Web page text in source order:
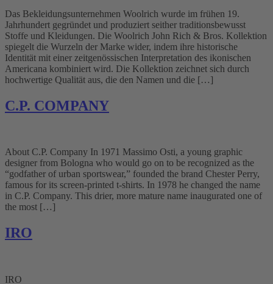
Das Bekleidungsunternehmen Woolrich wurde im frühen 19.
Jahrhundert gegründet und produziert seither traditionsbewusst
Stoffe und Kleidungen. Die Woolrich John Rich & Bros. Kollektion
spiegelt die Wurzeln der Marke wider, indem ihre historische
Identität mit einer zeitgenössischen Interpretation des ikonischen
Americana kombiniert wird. Die Kollektion zeichnet sich durch
hochwertige Qualität aus, die den Namen und die […]
C.P. COMPANY
About C.P. Company In 1971 Massimo Osti, a young graphic
designer from Bologna who would go on to be recognized as the
“godfather of urban sportswear,” founded the brand Chester Perry,
famous for its screen-printed t-shirts. In 1978 he changed the name
in C.P. Company. This drier, more mature name inaugurated one of
the most […]
IRO
IRO